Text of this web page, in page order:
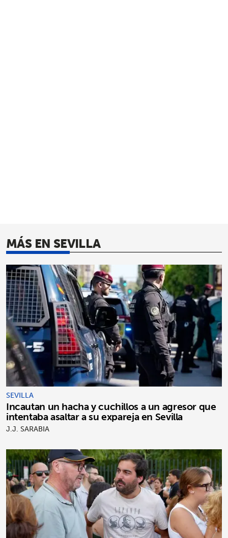
MÁS EN SEVILLA
SEVILLA
Incautan un hacha y cuchillos a un agresor que
intentaba asaltar a su expareja en Sevilla
J.J. SARABIA